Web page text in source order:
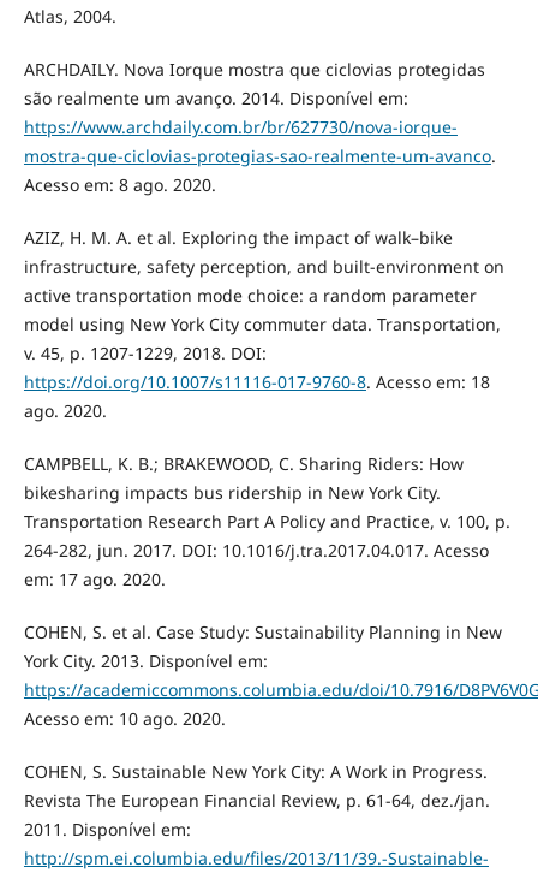
Atlas, 2004.
ARCHDAILY. Nova Iorque mostra que ciclovias protegidas
são realmente um avanço. 2014. Disponível em:
https://www.archdaily.com.br/br/627730/nova-iorque-
mostra-que-ciclovias-protegias-sao-realmente-um-avanco.
Acesso em: 8 ago. 2020.
AZIZ, H. M. A. et al. Exploring the impact of walk–bike
infrastructure, safety perception, and built-environment on
active transportation mode choice: a random parameter
model using New York City commuter data. Transportation,
v. 45, p. 1207-1229, 2018. DOI:
https://doi.org/10.1007/s11116-017-9760-8. Acesso em: 18
ago. 2020.
CAMPBELL, K. B.; BRAKEWOOD, C. Sharing Riders: How
bikesharing impacts bus ridership in New York City.
Transportation Research Part A Policy and Practice, v. 100, p.
264-282, jun. 2017. DOI: 10.1016/j.tra.2017.04.017. Acesso
em: 17 ago. 2020.
COHEN, S. et al. Case Study: Sustainability Planning in New
York City. 2013. Disponível em:
https://academiccommons.columbia.edu/doi/10.7916/
Acesso em: 10 ago. 2020.
COHEN, S. Sustainable New York City: A Work in Progress.
Revista The European Financial Review, p. 61-64, dez./jan.
2011. Disponível em:
http://spm.ei.columbia.edu/files/2013/11/39.-Sustainable-